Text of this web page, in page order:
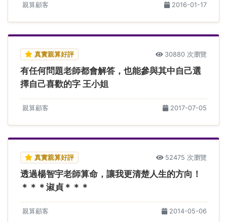
親算顧客 2016-01-17
真實親算好評 30880 次瀏覽
有任何問題老師都會解答，也能參與其中自己選
擇自己喜歡的字 王小姐
親算顧客 2017-07-05
真實親算好評 52475 次瀏覽
透過楊智宇老師算命，讓我更清楚人生的方向！
＊＊＊淑貞＊＊＊
親算顧客 2014-05-06